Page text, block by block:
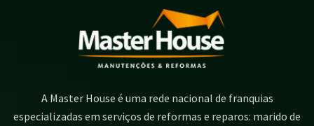
A Master House é uma rede nacional de franquias
especializadas em serviços de reformas e reparos: marido de